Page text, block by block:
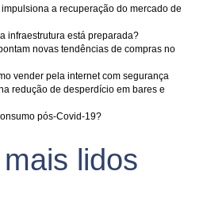
a recuperação do mercado de
infraestrutura está preparada?
novas tendências de compras no
vender pela internet com segurança
redução de desperdício em bares e
pós-Covid-19?
lidos